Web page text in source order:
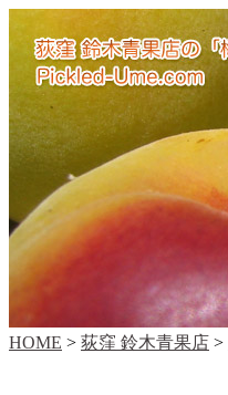
HOME > 荻窪 鈴木青果店 >